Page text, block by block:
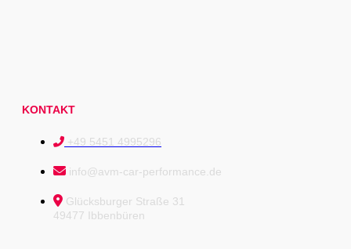
KONTAKT
+49 5451 4995296
info@avm-car-performance.de
Glücksburger Straße 31
49477 Ibbenbüren